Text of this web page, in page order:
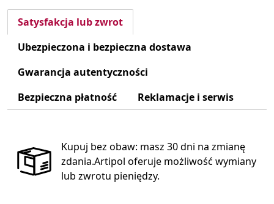
Satysfakcja lub zwrot
Ubezpieczona i bezpieczna dostawa
Gwarancja autentyczności
Bezpieczna płatność
Reklamacje i serwis
Kupuj bez obaw: masz 30 dni na zmianę
zdania.Artipol oferuje możliwość wymiany
lub zwrotu pieniędzy.